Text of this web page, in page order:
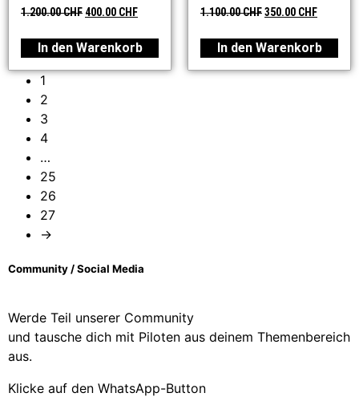
1.200.00CHF 400.00 CHF
In den Warenkorb
1.100.00CHF350.00 CHF
In den Warenkorb
1
2
3
4
…
25
26
27
→
Community / Social Media
Werde Teil unserer Community
und tausche dich mit Piloten aus deinem Themenbereich
aus.
Klicke auf den WhatsApp-Button